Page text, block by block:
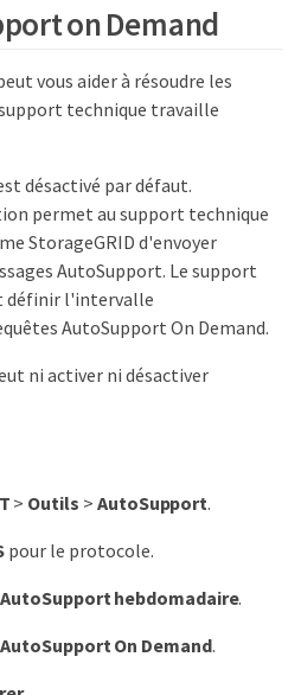
on Demand
vous aider à résoudre les
technique travaille
désactivé par défaut.
permet au support technique
StorageGRID d'envoyer
AutoSupport. Le support
définir l'intervalle
AutoSupport On Demand.
ni activer ni désactiver
> Outils > AutoSupport.
pour le protocole.
hebdomadaire.
On Demand.